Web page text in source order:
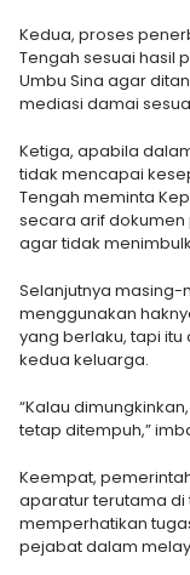
Kedua, proses
Tengah sesuai hasil
Umbu Sina agar
mediasi damai
Ketiga, apabila
tidak mencapai
Tengah meminta
secara arif dokumen
agar tidak
Selanjutnya masing-
menggunakan
yang berlaku, tapi
kedua keluarga.
“Kalau
tetap ditempuh,”
Keempat,
aparatur terutama
memperhatikan
pejabat dalam